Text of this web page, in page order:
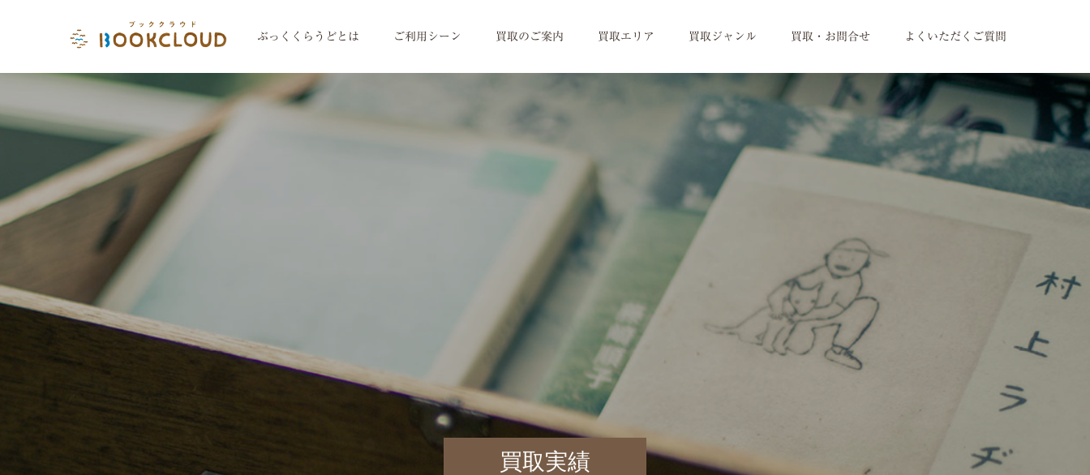
ぶっくくらうどとは ご利用シーン 買取のご案内 買取エリア 買取ジャンル 買取・お問合せ よくいただくご質問
買取実績